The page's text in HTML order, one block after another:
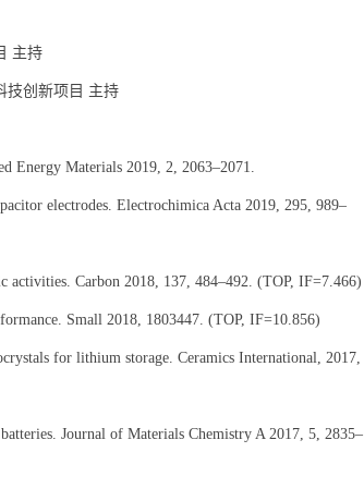
主持
技创新项目 主持
Energy Materials 2019, 2, 2063–2071.
electrodes. Electrochimica Acta 2019, 295, 989–
Carbon 2018, 137, 484–492. (TOP, IF=7.466)
Small 2018, 1803447. (TOP, IF=10.856)
for lithium storage. Ceramics International, 2017,
Journal of Materials Chemistry A 2017, 5, 2835–